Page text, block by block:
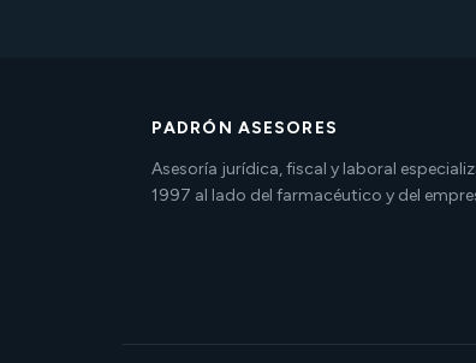
PADRÓN ASESORES
Asesoría jurídica, fiscal y laboral
1997 al lado del farmacéutico y del